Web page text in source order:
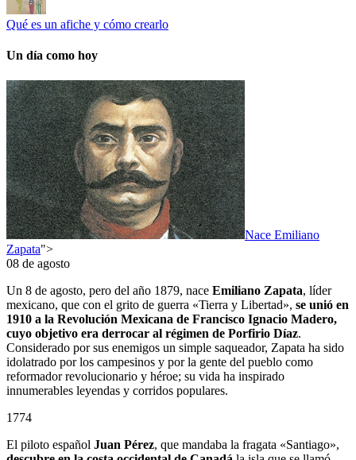
Qué es un afiche y cómo crearlo
Un día como hoy
Nace Emiliano
Zapata">
08 de agosto
Un 8 de agosto, pero del año 1879, nace Emiliano Zapata, líder
mexicano, que con el grito de guerra «Tierra y Libertad», se unió en
1910 a la Revolución Mexicana de Francisco Ignacio Madero,
cuyo objetivo era derrocar al régimen de Porfirio Díaz.
Considerado por sus enemigos un simple saqueador, Zapata ha sido
idolatrado por los campesinos y por la gente del pueblo como
reformador revolucionario y héroe; su vida ha inspirado
innumerables leyendas y corridos populares.
1774
El piloto español Juan Pérez, que mandaba la fragata «Santiago»,